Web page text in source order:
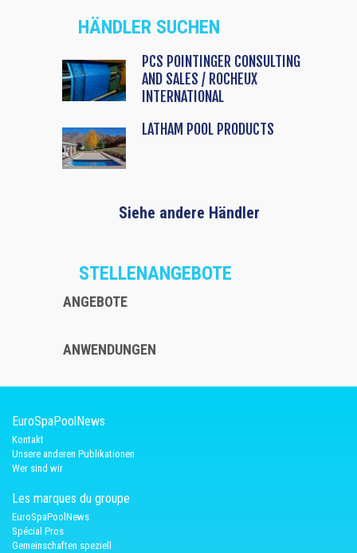
HÄNDLER SUCHEN
PCS POINTINGER CONSULTING
AND SALES / ROCHEUX
INTERNATIONAL
LATHAM POOL PRODUCTS
Siehe andere Händler
STELLENANGEBOTE
ANGEBOTE
ANWENDUNGEN
EuroSpaPoolNews
Kontakt
Unsere anderen Publikationen
Wer sind wir
Les marques du groupe
EuroSpaPoolNews
Spécial Pros
Gemeinschaften speziell